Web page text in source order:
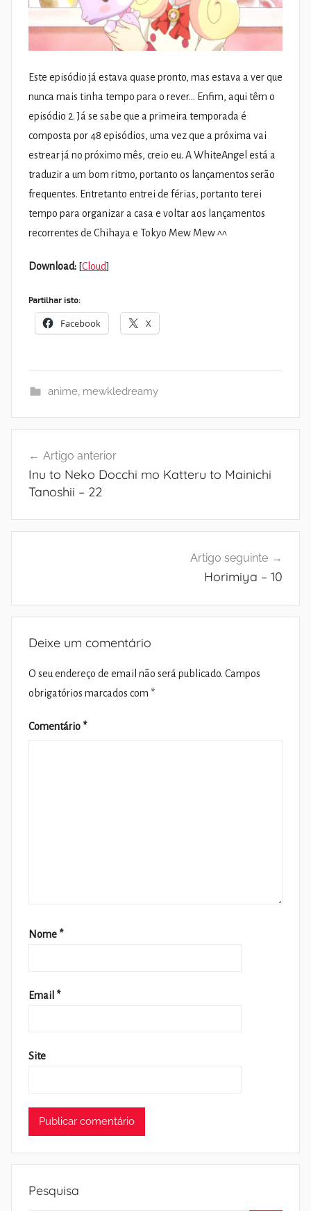
Este episódio já estava quase pronto, mas estava a ver que
nunca mais tinha tempo para o rever… Enfim, aqui têm o
episódio 2. Já se sabe que a primeira temporada é
composta por 48 episódios, uma vez que a próxima vai
estrear já no próximo mês, creio eu. A WhiteAngel está a
traduzir a um bom ritmo, portanto os lançamentos serão
frequentes. Entretanto entrei de férias, portanto terei
tempo para organizar a casa e voltar aos lançamentos
recorrentes de Chihaya e Tokyo Mew Mew ^^
Download: [Cloud]
Partilhar isto:
Facebook X
anime, mewkledreamy
de
artigos
Artigo anterior
Inu to Neko Docchi mo Katteru to Mainichi
Tanoshii – 22
Artigo seguinte
Horimiya – 10
Deixe um comentário
O seu endereço de email não será publicado. Campos
obrigatórios marcados com *
Comentário *
Nome *
Email *
Site
Pesquisa